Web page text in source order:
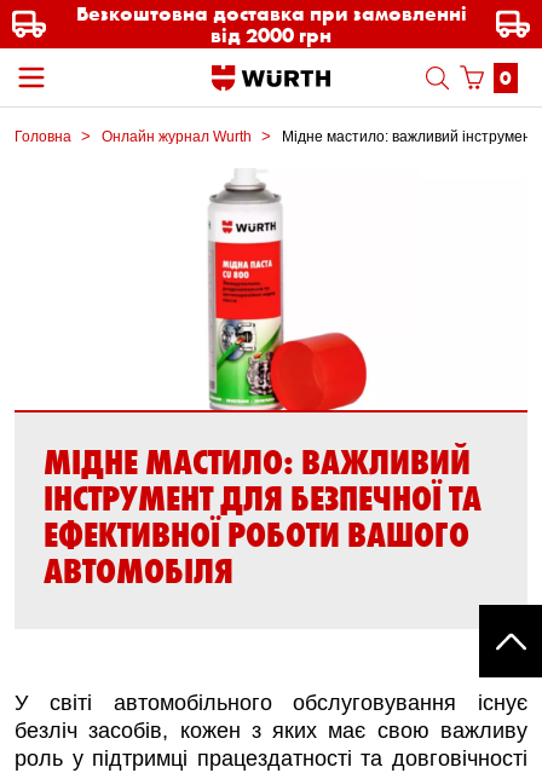
Безкоштовна доставка при замовленні
від 2000 грн
0
Головна Онлайн журнал Wurth Мідне мастило: важливий
МІДНЕ МАСТИЛО: ВАЖЛИВИЙ
ІНСТРУМЕНТ ДЛЯ БЕЗПЕЧНОЇ ТА
ЕФЕКТИВНОЇ РОБОТИ ВАШОГО
АВТОМОБІЛЯ
У світі автомобільного обслуговування існує
безліч засобів, кожен з яких має свою важливу
роль у підтримці працездатності та довговічності